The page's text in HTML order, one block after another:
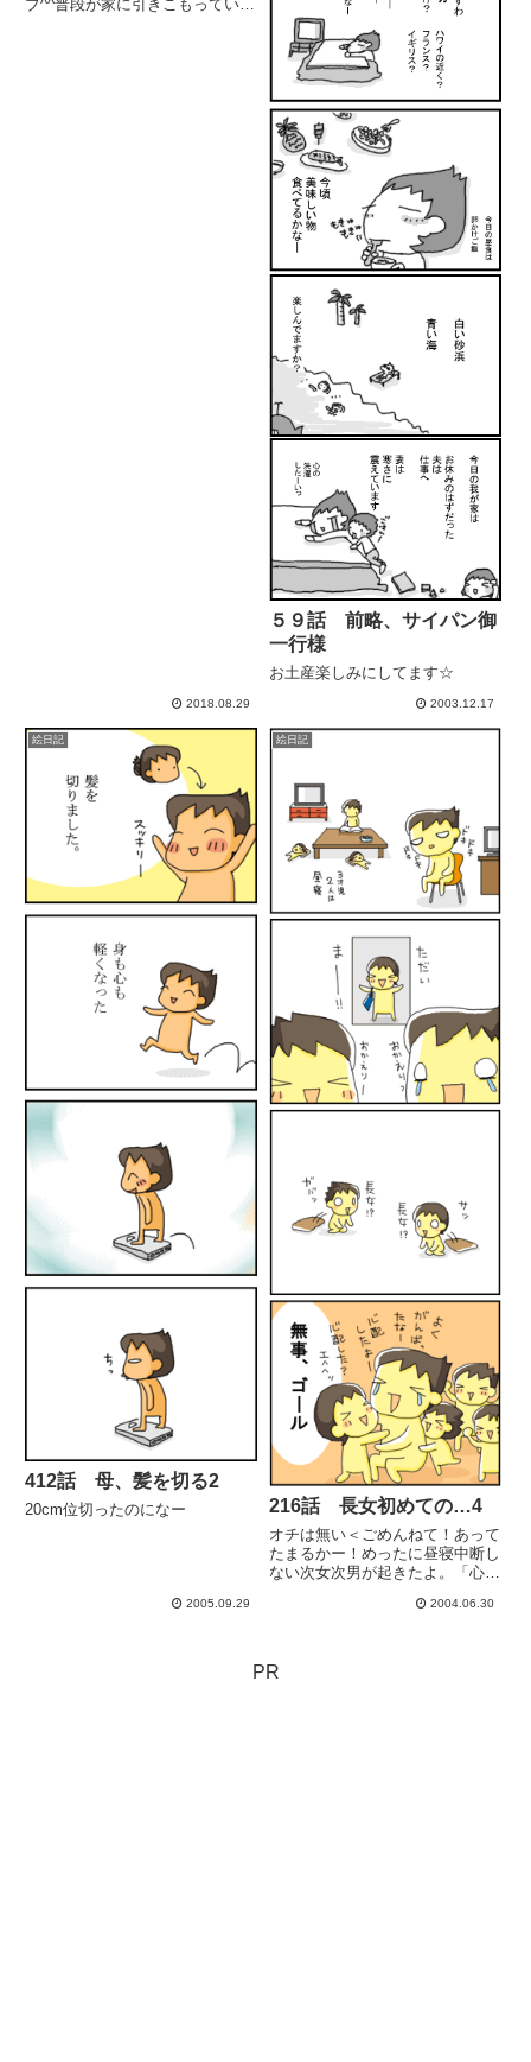
ブ^^普段が家に引きこもっている
2018.08.29
５９話 前略、サイパン御
一行様
お土産楽しみにしてます☆
2003.12.17
絵日記
412話 母、髪を切る2
20cm位切ったのになー
2005.09.29
絵日記
216話 長女初めての…4
オチは無い＜ごめんねて！あって
たまるかー！めったに昼寝中断し
ない次女次男が起きたよ。「心
満してたのかもな。もちょっとだ
2004.06.30
PR